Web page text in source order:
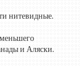
нитевидные.
и Аляски.